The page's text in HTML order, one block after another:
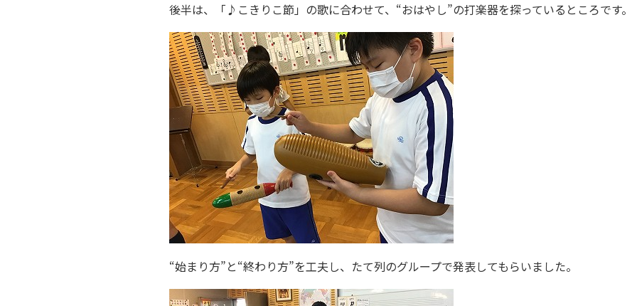
後半は、「♪こきりこ節」の歌に合わせて、“おはやし”の打楽器を探っているところです。
“始まり方”と“終わり方”を工夫し、たて列のグループで発表してもらいました。